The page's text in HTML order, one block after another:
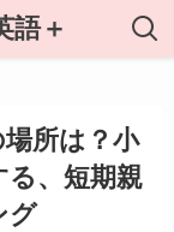
語＋
場所は？小
、短期親
グ